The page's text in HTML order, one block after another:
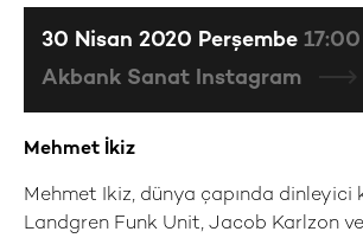
Mehmet İkiz
Mehmet Ikiz, dünya çapında dinleyici
Landgren Funk Unit, Jacob Karlzon
30 Nisan 2020 Perşembe 17:00
Akbank Sanat Instagram